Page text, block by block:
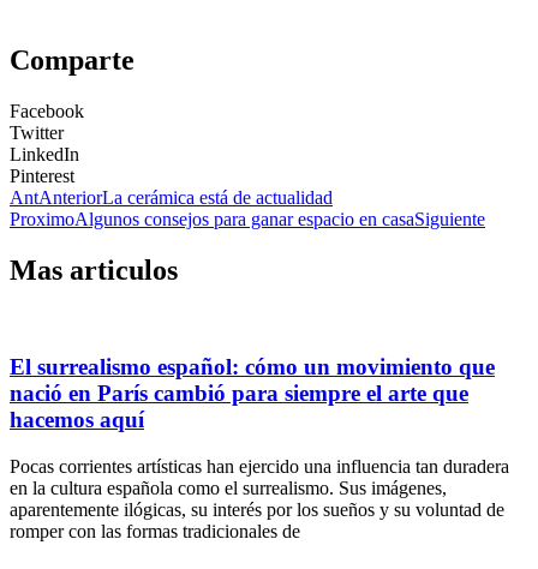
Comparte
Facebook
Twitter
LinkedIn
Pinterest
AntAnteriorLa cerámica está de actualidad
ProximoAlgunos consejos para ganar espacio en casaSiguiente
Mas articulos
El surrealismo español: cómo un movimiento que
nació en París cambió para siempre el arte que
hacemos aquí
Pocas corrientes artísticas han ejercido una influencia tan duradera
en la cultura española como el surrealismo. Sus imágenes,
aparentemente ilógicas, su interés por los sueños y su voluntad de
romper con las formas tradicionales de